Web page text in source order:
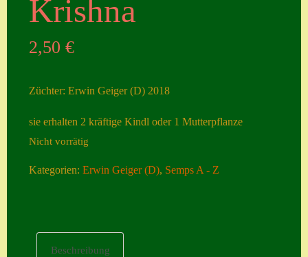
ngen
Neuheiten
Krishna
2,50€
Züchter: Erwin Geiger (D) 2018
sie erhalten 2 kräftige Kindl oder 1 Mutterpflanze
Nicht vorrätig
Kategorien:Erwin Geiger (D), Semps A - Z
Beschreibung